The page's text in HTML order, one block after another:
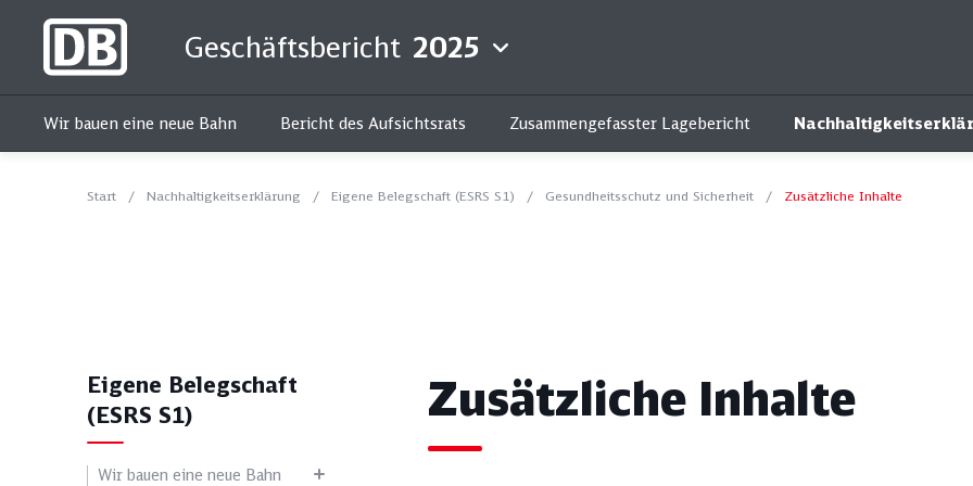
Geschäftsbericht 2025
Wir bauen eine neue Bahn Bericht des Aufsichtsrats Zusammengefasster Lagebericht
Start Nachhaltigkeitserklärung Eigene Belegschaft (ESRS S1) Gesundheitsschutz und Sicherheit Zusätzliche Inhalte
Eigene Belegschaft
(ESRS S1)
Wir bauen eine neue Bahn
Zusätzliche Inhalte
Themenfilter:
Alle Themen